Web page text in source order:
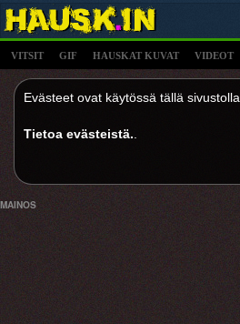
VITSIT GIF HAUSKAT KUVAT VIDEOT
Evästeet ovat käytössä tällä sivustolla.
Tietoa evästeistä.
MAINOS